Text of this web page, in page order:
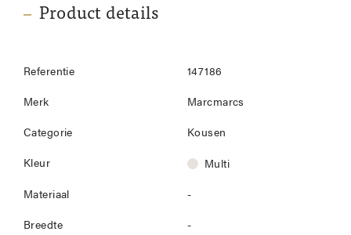
Product details
Referentie 147186
Merk Marcmarcs
Categorie Kousen
Kleur Multi
Materiaal -
Breedte -